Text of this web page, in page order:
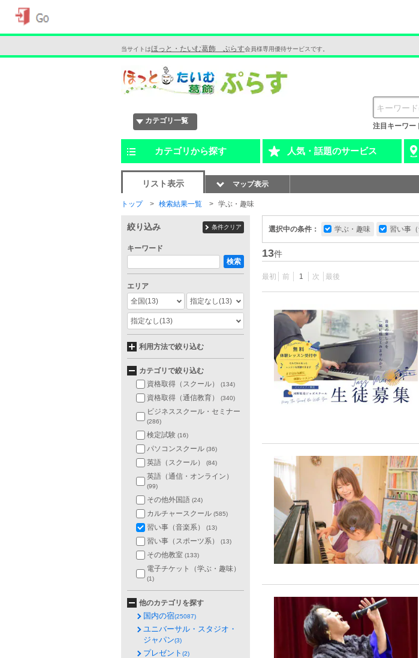
当サイトはほっと・たいむ葛飾 ぷらす会員様専用優待サービスです。
カテゴリ一覧
注目キーワー
カテゴリから探す 人気・話題のサービス
リスト表示 マップ表示
トップ 検索結果一覧 学ぶ・趣味
選択中の条件： 学ぶ・趣味 習い事（
13件
最初 前 1 次 最後
絞り込み 条件クリア
キーワード
検索
エリア
全国(13) 指定なし(13)
指定なし(13)
利用方法で絞り込む
カテゴリで絞り込む
資格取得（スクール）
(134)
資格取得（通信教育） (340)
ビジネススクール・セミナー
(286)
検定試験 (16)
パソコンスクール (36)
英語（スクール） (84)
英語（通信・オンライン）
(99)
その他外国語 (24)
カルチャースクール (585)
習い事（音楽系） (13)
習い事（スポーツ系） (13)
その他教室 (133)
電子チケット（学ぶ・趣味）
(1)
他のカテゴリを探す
国内の宿(25087)
ユニバーサル・スタジオ・
ジャパン(3)
プレゼント (2)